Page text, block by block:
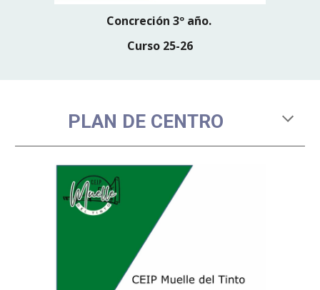
Concreción 3º año.
Curso 25-26
PLAN DE CENTRO